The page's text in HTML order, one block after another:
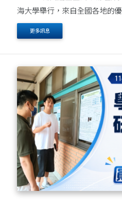
海大學舉行，來自全國各地的
透過實驗設計、數據分析、成
理探究能力與創新思維。本競
索....
更多訊息